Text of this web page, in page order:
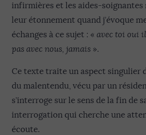
infirmières et les aides-soignantes
leur étonnement quand j’évoque
échanges à ce sujet : « avec toi oui
pas avec nous, jamais ».
Ce texte traite un aspect singulier
du malentendu, vécu par un
s’interroge sur le sens de la fin de
interrogation qui cherche une
écoute.